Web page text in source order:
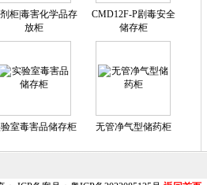
柜|毒害化学品存
放柜
CMD12F-P剧毒安全
储存柜
室毒害品储存柜 无管净气型储药柜